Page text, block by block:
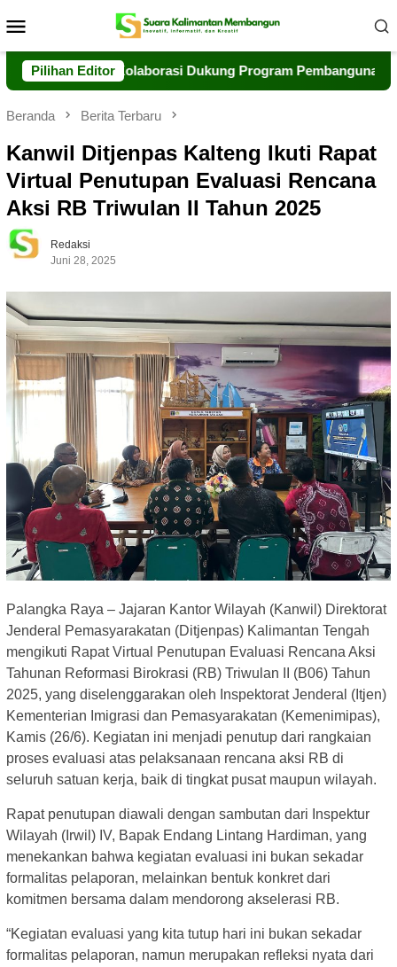
ke
Mobile
Pilihan Editor
Kolaborasi Dukung Program Pembangunan Daerah
Beranda Berita Terbaru
Kanwil Ditjenpas Kalteng Ikuti Rapat
Virtual Penutupan Evaluasi Rencana
Aksi RB Triwulan II Tahun 2025
Redaksi
Juni 28, 2025
Palangka Raya – Jajaran Kantor Wilayah (Kanwil) Direktorat
Jenderal Pemasyarakatan (Ditjenpas) Kalimantan Tengah
mengikuti Rapat Virtual Penutupan Evaluasi Rencana Aksi
Tahunan Reformasi Birokrasi (RB) Triwulan II (B06) Tahun
2025, yang diselenggarakan oleh Inspektorat Jenderal (Itjen)
Kementerian Imigrasi dan Pemasyarakatan (Kemenimipas),
Kamis (26/6). Kegiatan ini menjadi penutup dari rangkaian
proses evaluasi atas pelaksanaan rencana aksi RB di
seluruh satuan kerja, baik di tingkat pusat maupun wilayah.
Rapat penutupan diawali dengan sambutan dari Inspektur
Wilayah (Irwil) IV, Bapak Endang Lintang Hardiman, yang
menekankan bahwa kegiatan evaluasi ini bukan sekadar
formalitas pelaporan, melainkan bentuk konkret dari
komitmen bersama dalam mendorong akselerasi RB.
“Kegiatan evaluasi yang kita tutup hari ini bukan sekadar
formalitas pelaporan, namun merupakan refleksi nyata dari